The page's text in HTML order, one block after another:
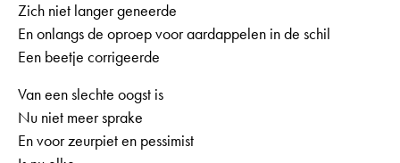
Zich niet langer geneerde
En onlangs de oproep voor aardappelen in de schil
Een beetje corrigeerde
Van een slechte oogst is
Nu niet meer sprake
En voor zeurpiet en pessimist